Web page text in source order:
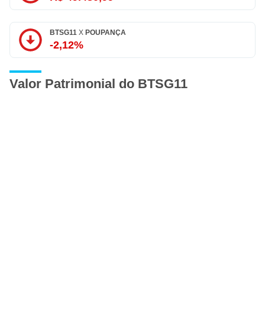
BTSG11 X POUPANÇA
-2,12%
Valor Patrimonial do BTSG11